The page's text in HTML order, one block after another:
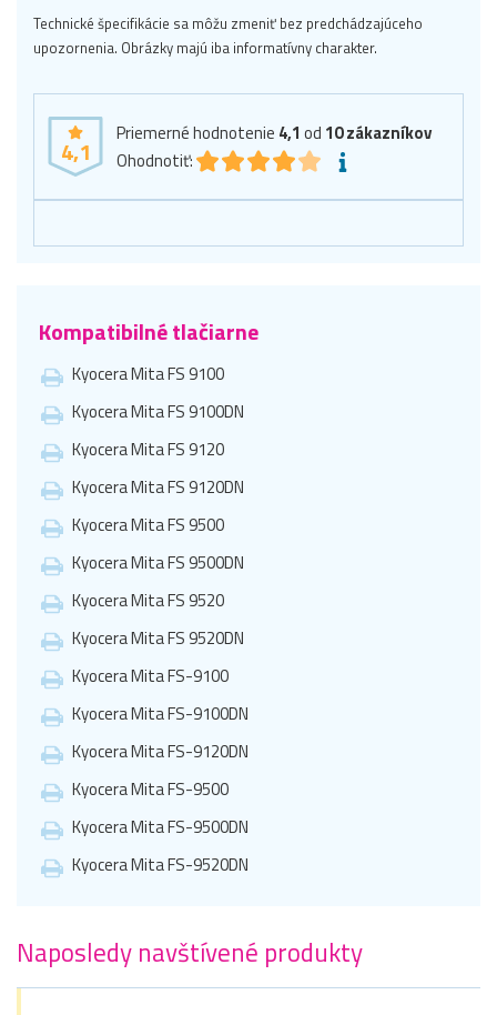
Technické špecifikácie sa môžu zmeniť bez predchádzajúceho
upozornenia. Obrázky majú iba informatívny charakter.
4,1
Priemerné hodnotenie 4,1 od 10zákazníkov
Ohodnotiť:
Kompatibilné tlačiarne
Kyocera Mita FS 9100
Kyocera Mita FS 9100DN
Kyocera Mita FS 9120
Kyocera Mita FS 9120DN
Kyocera Mita FS 9500
Kyocera Mita FS 9500DN
Kyocera Mita FS 9520
Kyocera Mita FS 9520DN
Kyocera Mita FS-9100
Kyocera Mita FS-9100DN
Kyocera Mita FS-9120DN
Kyocera Mita FS-9500
Kyocera Mita FS-9500DN
Kyocera Mita FS-9520DN
Naposledy navštívené produkty